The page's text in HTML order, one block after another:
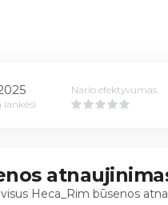
lankėsi
Nario efektyvumas
Heca_Rim būsenos